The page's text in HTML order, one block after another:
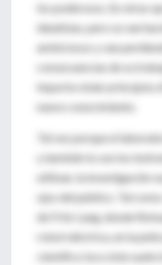
los poderosos. En otras
idealistas, pero se van
ambiciosos y van
consecuencias de su
importa violar principios
nuevo conocimiento.
Tal vez porque el
y también lo son los
utilizan, la investigación
ojos del público. Tal
de Fritz Lang, donde
robot eléctrica, en la
científico loco éste suele